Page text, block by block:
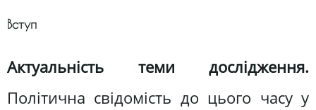
Вступ
Актуальність теми дослідження.
Політична свідомість до цього часу у